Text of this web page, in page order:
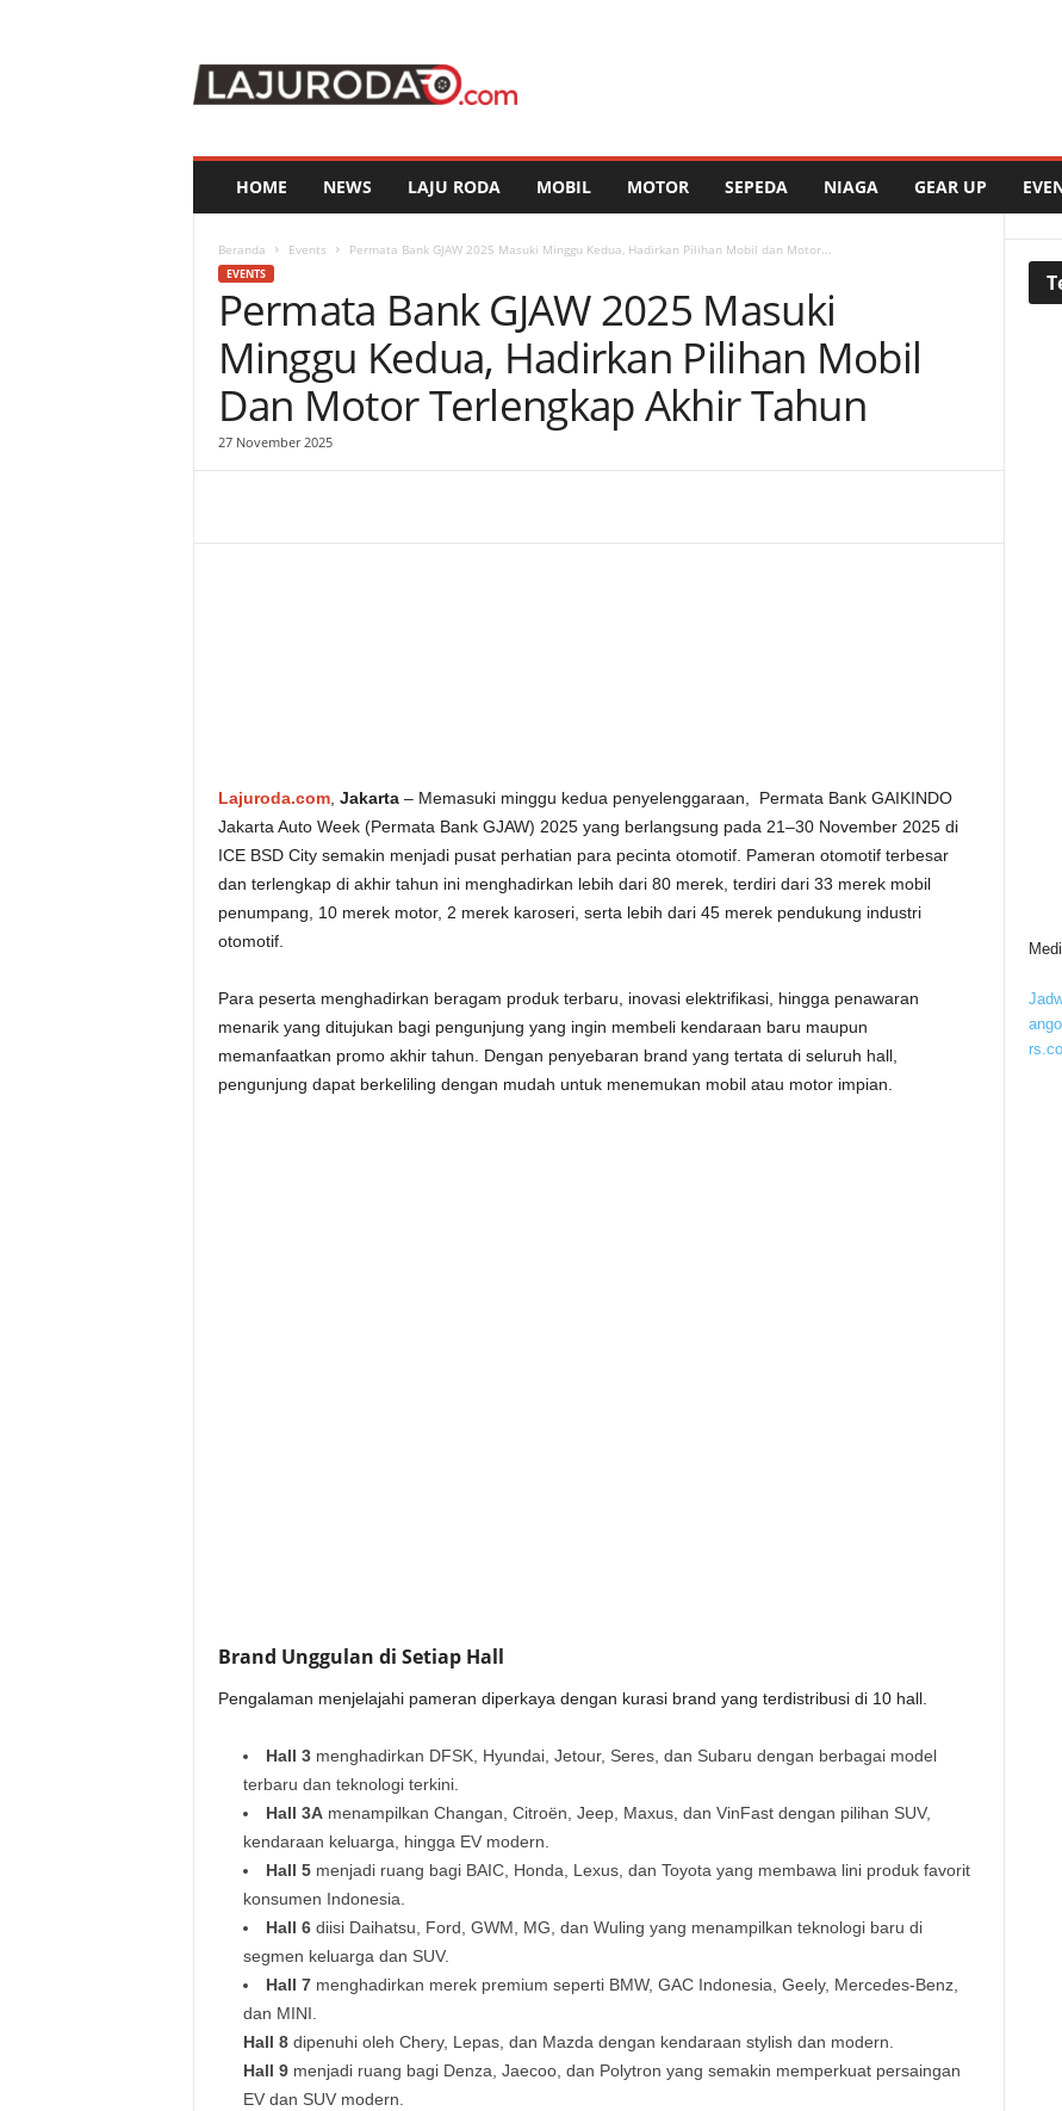
u
HOME NEWS LAJU RODA MOBIL MOTOR SEPEDA NIAGA GEAR UP
Beranda Events Permata Bank GJAW 2025 Masuki Minggu Kedua, Hadirkan Pilihan Mobil dan Motor...
EVENTS
Permata Bank GJAW 2025 Masuki
Minggu Kedua, Hadirkan Pilihan Mobil
Dan Motor Terlengkap Akhir Tahun
27 November 2025
Lajuroda.com, Jakarta– Memasuki minggu kedua penyelenggaraan, Permata Bank GAIKINDO
Jakarta Auto Week (Permata Bank GJAW) 2025 yang berlangsung pada 21–30 November 2025 di
ICE BSD City semakin menjadi pusat perhatian para pecinta otomotif. Pameran otomotif terbesar
dan terlengkap di akhir tahun ini menghadirkan lebih dari 80 merek, terdiri dari 33 merek mobil
penumpang, 10 merek motor, 2 merek karoseri, serta lebih dari 45 merek pendukung industri
otomotif.
Para peserta menghadirkan beragam produk terbaru, inovasi elektrifikasi, hingga penawaran
menarik yang ditujukan bagi pengunjung yang ingin membeli kendaraan baru maupun
memanfaatkan promo akhir tahun. Dengan penyebaran brand yang tertata di seluruh hall,
pengunjung dapat berkeliling dengan mudah untuk menemukan mobil atau motor impian.
Brand Unggulan di Setiap Hall
Pengalaman menjelajahi pameran diperkaya dengan kurasi brand yang terdistribusi di 10 hall.
Hall 3menghadirkan DFSK, Hyundai, Jetour, Seres, dan Subaru dengan berbagai model
terbaru dan teknologi terkini.
Hall 3Amenampilkan Changan, Citroën, Jeep, Maxus, dan VinFast dengan pilihan SUV,
kendaraan keluarga, hingga EV modern.
Hall 5menjadi ruang bagi BAIC, Honda, Lexus, dan Toyota yang membawa lini produk favorit
konsumen Indonesia.
Hall 6diisi Daihatsu, Ford, GWM, MG, dan Wuling yang menampilkan teknologi baru di
segmen keluarga dan SUV.
Hall 7menghadirkan merek premium seperti BMW, GAC Indonesia, Geely, Mercedes-Benz,
dan MINI.
Hall 8dipenuhi oleh Chery, Lepas, dan Mazda dengan kendaraan stylish dan modern.
Hall 9menjadi ruang bagi Denza, Jaecoo, dan Polytron yang semakin memperkuat persaingan
EV dan SUV modern.